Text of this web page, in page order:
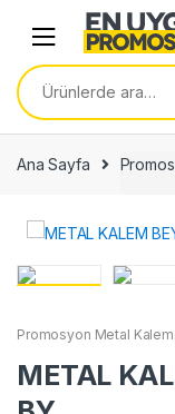
navigation
content
Ara:
Ana Sayfa
Promosyon Metal Kalem
METAL